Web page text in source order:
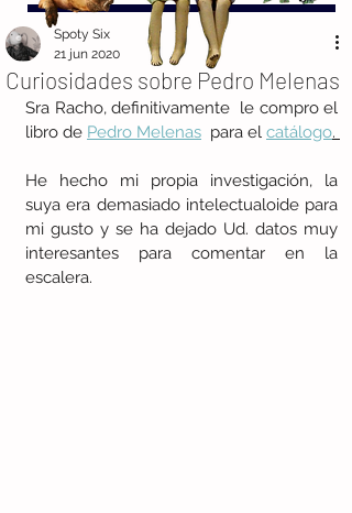
Curiosidades sobre Pedro Melenas
Spoty Six
21 jun 2020
Sra Racho, definitivamente  le compro el
libro de Pedro Melenas para el catálogo
He hecho mi propia investigación, la
suya era demasiado intelectualoide para
mi gusto y se ha dejado Ud. datos muy
interesantes para comentar en la
escalera.